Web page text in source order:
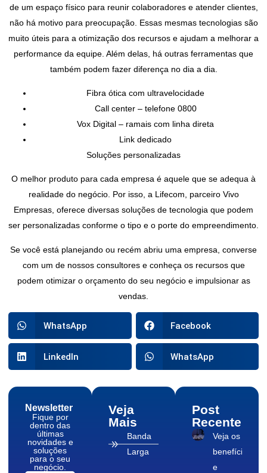
de um espaço físico para reunir colaboradores e atender clientes,
não há motivo para preocupação. Essas mesmas tecnologias são
muito úteis para a otimização dos recursos e ajudam a melhorar a
performance da equipe. Além delas, há outras ferramentas que
também podem fazer diferença no dia a dia.
Fibra ótica com ultravelocidade
Call center – telefone 0800
Vox Digital – ramais com linha direta
Link dedicado
Soluções personalizadas
O melhor produto para cada empresa é aquele que se adequa à
realidade do negócio. Por isso, a Lifecom, parceiro Vivo
Empresas, oferece diversas soluções de tecnologia que podem
ser personalizadas conforme o tipo e o porte do empreendimento.
Se você está planejando ou recém abriu uma empresa, converse
com um de nossos consultores e conheça os recursos que
podem otimizar o orçamento do seu negócio e impulsionar as
vendas.
WhatsApp Facebook
LinkedIn WhatsApp
Newsletter
Fique por
dentro das
últimas
novidades e
soluções
para o seu
negócio.
Veja
Mais
Banda
Larga
Post
Recente
Veja os
benefícios
e